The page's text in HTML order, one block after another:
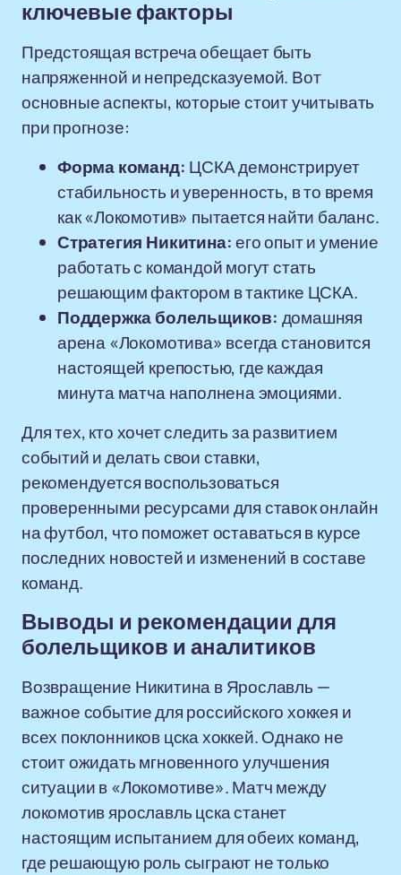
ключевые факторы
Предстоящая встреча обещает быть
напряженной и непредсказуемой. Вот
основные аспекты, которые стоит учитывать
при прогнозе:
Форма команд: ЦСКА демонстрирует
стабильность и уверенность, в то время
как «Локомотив» пытается найти баланс.
Стратегия Никитина:его опыт и умение
работать с командой могут стать
решающим фактором в тактике ЦСКА.
Поддержка болельщиков: домашняя
арена «Локомотива» всегда становится
настоящей крепостью, где каждая
минута матча наполнена эмоциями.
Для тех, кто хочет следить за развитием
событий и делать свои ставки,
рекомендуется воспользоваться
проверенными ресурсами для ставок онлайн
на футбол, что поможет оставаться в курсе
последних новостей и изменений в составе
команд.
Выводы и рекомендации для
болельщиков и аналитиков
Возвращение Никитина в Ярославль —
важное событие для российского хоккея и
всех поклонников цска хоккей. Однако не
стоит ожидать мгновенного улучшения
ситуации в «Локомотиве». Матч между
локомотив ярославль цска станет
настоящим испытанием для обеих команд,
где решающую роль сыграют не только